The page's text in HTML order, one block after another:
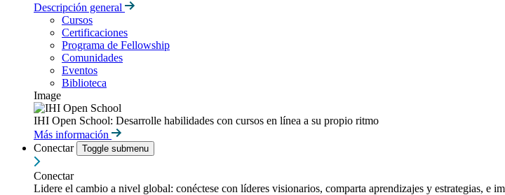
Descripción general
Cursos
Certificaciones
Programa de Fellowship
Comunidades
Eventos
Biblioteca
Image
IHI Open School: Desarrolle habilidades con cursos en línea a su propio ritmo
Más información
Conectar
Toggle submenu
Conectar
Lidere el cambio a nivel global: conéctese con líderes visionarios, comparta aprendizajes y estrategias, e